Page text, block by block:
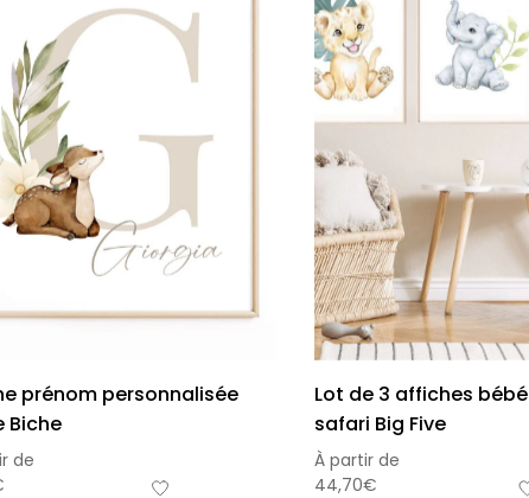
prénom personnalisée
Biche
de
Lot de 3 affiches
safari Big Five
À partir de
44,70€